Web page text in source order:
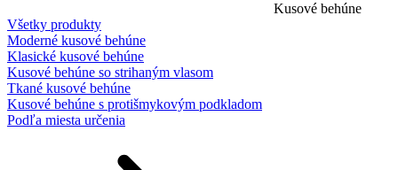
Kusové behúne
Všetky produkty
Moderné kusové behúne
Klasické kusové behúne
Kusové behúne so strihaným vlasom
Tkané kusové behúne
Kusové behúne s protišmykovým podkladom
Podľa miesta určenia